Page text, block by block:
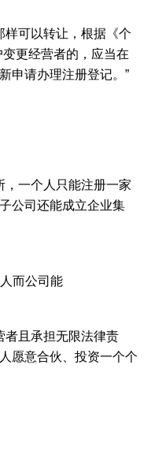
样可以转让，根据《个
更经营者的，应当在
申请办理注册登记。”
，一个人只能注册一家
公司还能成立企业集
而公司能
者且承担无限法律责
愿意合伙、投资一个个